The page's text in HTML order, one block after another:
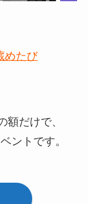
めたび
額だけで、
ントです。